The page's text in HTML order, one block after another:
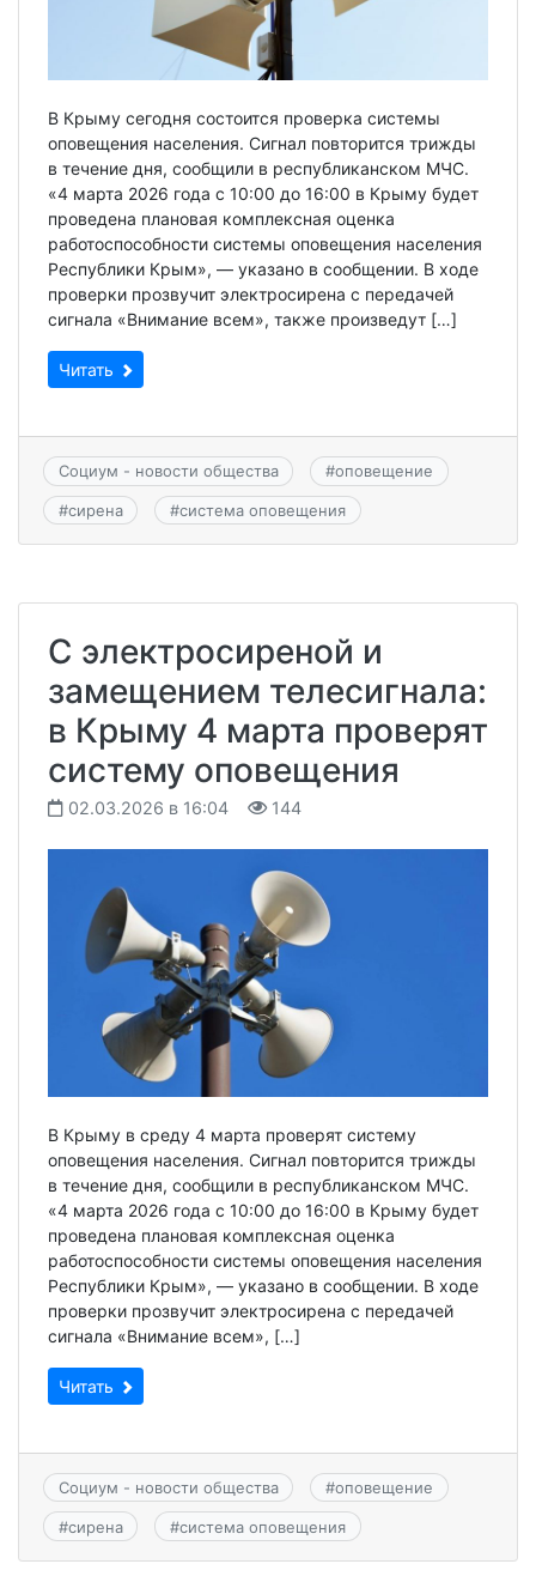
В Крыму сегодня состоится проверка системы
оповещения населения. Сигнал повторится трижды
в течение дня, сообщили в республиканском МЧС.
«4 марта 2026 года с 10:00 до 16:00 в Крыму будет
проведена плановая комплексная оценка
работоспособности системы оповещения населения
Республики Крым», — указано в сообщении. В ходе
проверки прозвучит электросирена с передачей
сигнала «Внимание всем», также произведут […]
Читать
Социум - новости общества #оповещение
#сирена #система оповещения
С электросиреной и
замещением телесигнала:
в Крыму 4 марта проверят
систему оповещения
02.03.2026 в 16:04 144
В Крыму в среду 4 марта проверят систему
оповещения населения. Сигнал повторится трижды
в течение дня, сообщили в республиканском МЧС.
«4 марта 2026 года с 10:00 до 16:00 в Крыму будет
проведена плановая комплексная оценка
работоспособности системы оповещения населения
Республики Крым», — указано в сообщении. В ходе
проверки прозвучит электросирена с передачей
сигнала «Внимание всем», […]
Читать
Социум - новости общества #оповещение
#сирена #система оповещения